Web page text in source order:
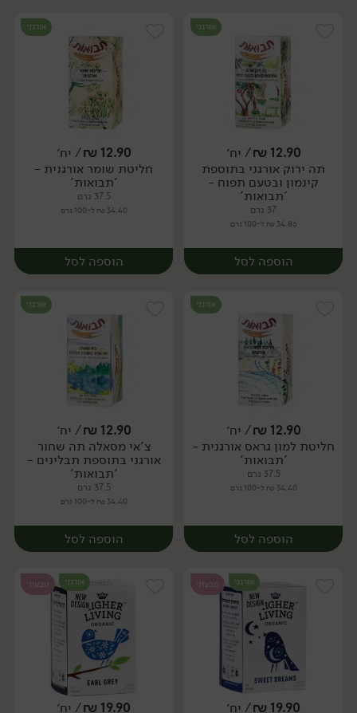
יח׳ יח׳
אורגני
12.90
₪/ יח׳
תה ירוק אורגני בתוספת
קינמון ובטעם תפוח -
'תבואות'
37 גרם
34.86 ₪ ל-100 גרם
הוספה לסל
יח׳
אורגני
12.90
₪/ יח׳
חליטת שומר אורגנית -
'תבואות'
37.5 גרם
34.40 ₪ ל-100 גרם
הוספה לסל
יח׳
אורגני
12.90
₪/ יח׳
חליטת למון גראס אורגנית -
'תבואות'
37.5 גרם
34.40 ₪ ל-100 גרם
הוספה לסל
אורגני
12.90
₪/ יח׳
צ'אי מסאלה תה שחור
אורגני בתוספת תבלינים -
'תבואות'
37.5 גרם
34.40 ₪ ל-100 גרם
הוספה לסל
אורגני טבעוני
19.90
₪/ יח׳
אורגני טבעוני
19.90
₪/ יח׳